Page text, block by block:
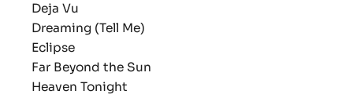
Deja Vu
Dreaming (Tell Me)
Eclipse
Far Beyond the Sun
Heaven Tonight